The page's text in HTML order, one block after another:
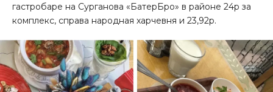
гастробаре на Сурганова «БатерБро» в районе 24р за
комплекс, справа народная харчевня и 23,92р.